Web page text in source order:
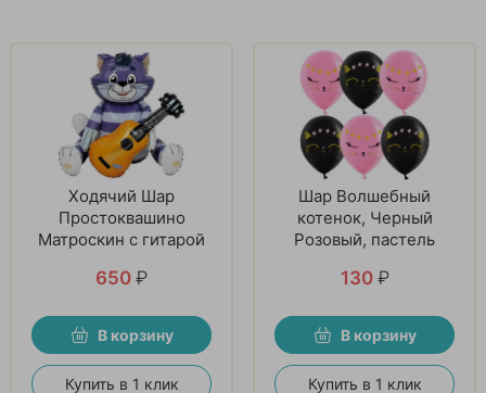
Ходячий Шар
Простоквашино
Матроскин с гитарой
650 ₽
В корзину
Купить в 1 клик
Шар Волшебный
котенок, Черный
Розовый, пастель
130 ₽
В корзину
Купить в 1 клик